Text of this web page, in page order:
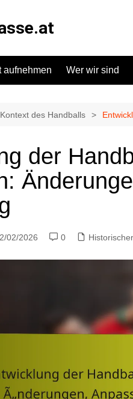
aufnehmen Wer wir sind
des Handballs
der
02/2026 0